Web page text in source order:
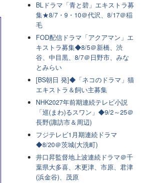
BLドラマ「青と碧」エキストラ募
集★8/7・9・10＠代沢、8/17＠稲
毛
FOD配信ドラマ「アクアマン」エ
キストラ募集◆8/5＠新橋、渋
谷、中目黒、8/7＠日野市、みな
とみらい
[BS朝日 発]◆「ネコのドラマ」猫
エキストラ＆飼い主募集
NHK2027年前期連続テレビ小説
「巡(まわ)るスワン」◆9/2～25＠
長野(諏訪市＆周辺)
フジテレビ1月期連続ドラマ
◆8/20＠茨城(大洗町)
井口昇監督地上波連続ドラマ＠千
葉県大多喜、木更津、市原、君津
(浜金谷)、茂原